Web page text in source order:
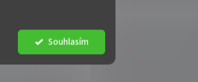
Souhlasím